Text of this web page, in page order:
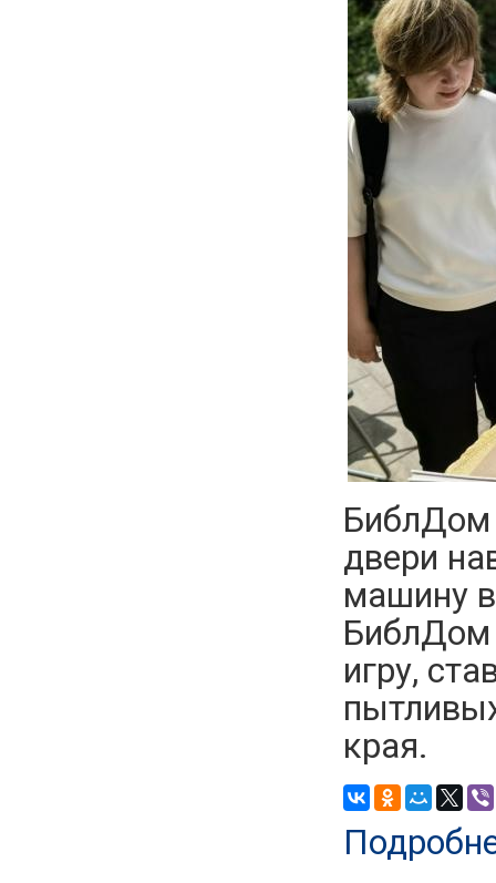
БиблДом
двери
машину
БиблДом
игру,
края.